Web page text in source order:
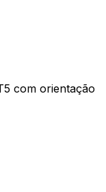
com orientação